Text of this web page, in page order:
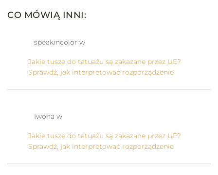
CO MÓWIĄ INNI:
speakincolor w
Jakie tusze do tatuażu są zakazane przez UE?
Sprawdź, jak interpretować rozporządzenie
Iwona w
Jakie tusze do tatuażu są zakazane przez UE?
Sprawdź, jak interpretować rozporządzenie